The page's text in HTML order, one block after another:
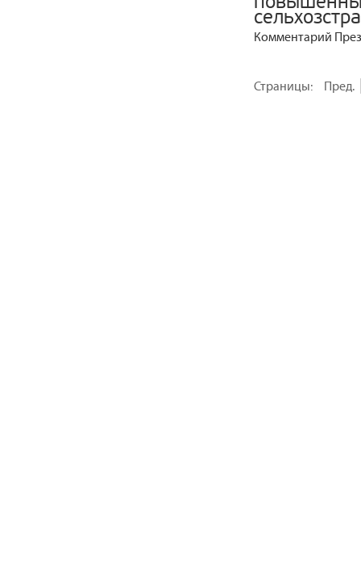
Комментарий
Страницы: Пред.